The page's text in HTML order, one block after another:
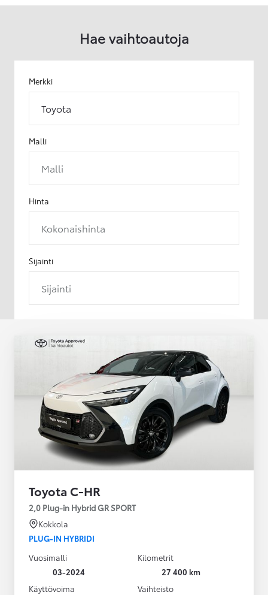
Hae vaihtoautoja
Merkki
Toyota
Malli
Malli
Hinta
Kokonaishinta
Sijainti
Sijainti
Toyota C-HR
2,0 Plug-in Hybrid GR SPORT
Kokkola
PLUG-IN HYBRIDI
Vuosimalli
03-2024
Kilometrit
27 400 km
Käyttövoima
Vaihteisto